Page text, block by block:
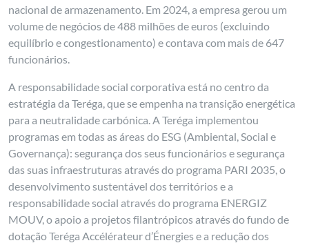
nacional de armazenamento. Em 2024, a empresa gerou um
volume de negócios de 488 milhões de euros (excluindo
equilíbrio e congestionamento) e contava com mais de 647
funcionários.
A responsabilidade social corporativa está no centro da
estratégia da Teréga, que se empenha na transição energética
para a neutralidade carbónica. A Teréga implementou
programas em todas as áreas do ESG (Ambiental, Social e
Governança): segurança dos seus funcionários e segurança
das suas infraestruturas através do programa PARI 2035, o
desenvolvimento sustentável dos territórios e a
responsabilidade social através do programa ENERGIZ
MOUV, o apoio a projetos filantrópicos através do fundo de
dotação Teréga Accélérateur d’Énergies e a redução dos